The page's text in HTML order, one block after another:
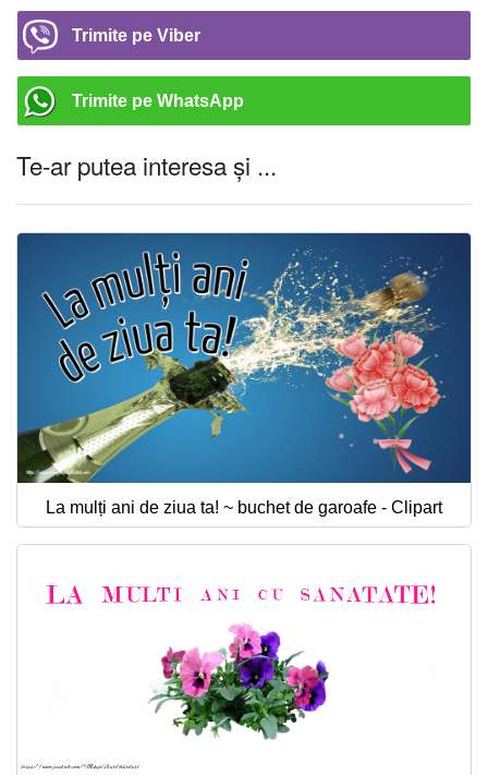
Trimite pe Viber
Trimite pe WhatsApp
Te-ar putea interesa și ...
La mulți ani de ziua ta! ~ buchet de garoafe - Clipart